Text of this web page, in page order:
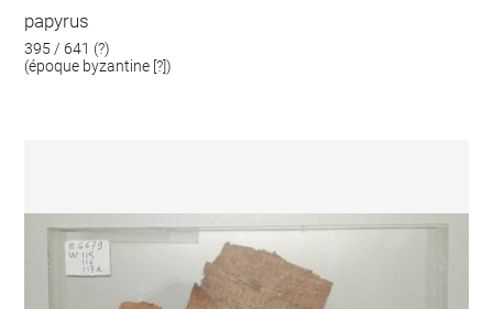
papyrus
395 / 641 (?)
(époque byzantine [?])